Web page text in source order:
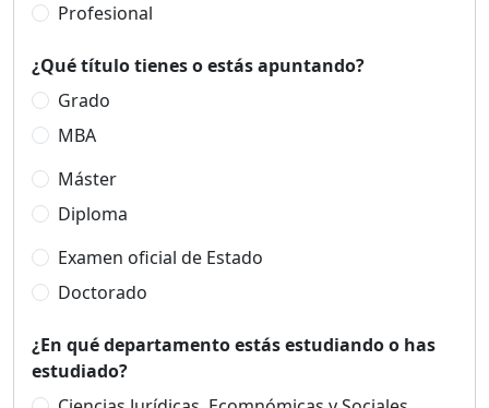
Profesional
¿Qué título tienes o estás apuntando?
Grado
MBA
Máster
Diploma
Examen oficial de Estado
Doctorado
¿En qué departamento estás estudiando o has
estudiado?